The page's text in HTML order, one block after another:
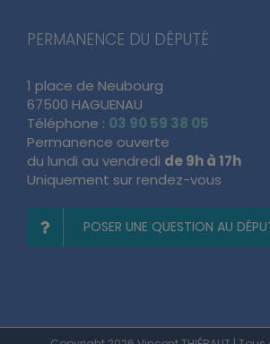
PERMANENCE DU DÉPUTÉ
1 place de Neubourg
67500 HAGUENAU
Téléphone : 03 90 59 38 05
Permanence ouverte
du lundi au vendredi de 9h à 17h
Uniquement sur rendez-vous
POSER UNE QUESTION AU